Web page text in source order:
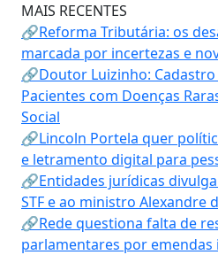
MAIS RECENTES
🔗Reforma Tributária: os
marcada por incertezas e
🔗Doutor Luizinho:
Pacientes com Doenças
Social
🔗Lincoln Portela quer
e letramento digital para
🔗Entidades jurídicas
STF e ao ministro Alexandre
🔗Rede questiona falta de
parlamentares por emendas